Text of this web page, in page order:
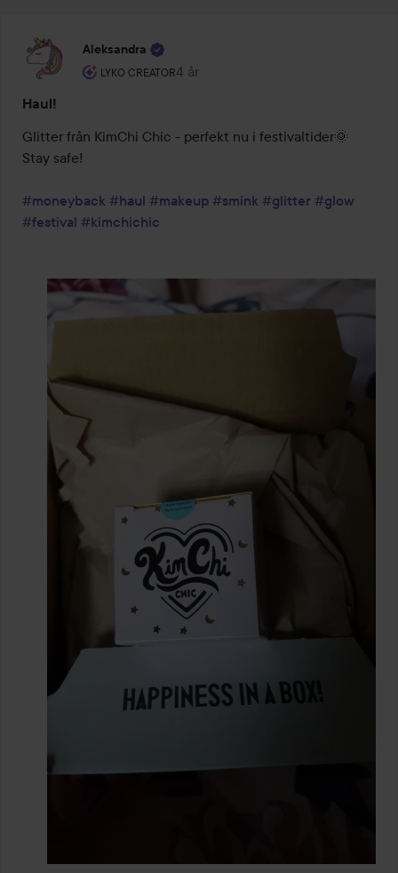
Aleksandra
LYKO CREATOR
Användarens roll: Lyko Creator.
4 år
Inlägget skapades 4 år
Haul!
Glitter från KimChi Chic - perfekt nu i festivaltider🌞
Stay safe!
#moneyback #haul #makeup #smink #glitter #glow
#festival #kimchichic